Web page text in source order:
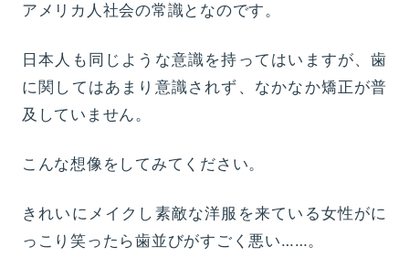
アメリカ人社会の常識となのです。
日本人も同じような意識を持ってはいますが、歯
に関してはあまり意識されず、なかなか矯正が普
及していません。
こんな想像をしてみてください。
きれいにメイクし素敵な洋服を来ている女性がに
っこり笑ったら歯並びがすごく悪い……。